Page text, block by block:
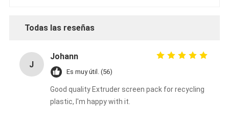
Todas las reseñas
J
Johann
Es muy útil. (56)
Good quality Extruder screen pack for recycling
plastic, I'm happy with it.